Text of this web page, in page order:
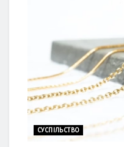
СУСПІЛЬСТВО